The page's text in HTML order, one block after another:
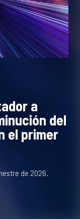
a
del
el primer
de 2026.